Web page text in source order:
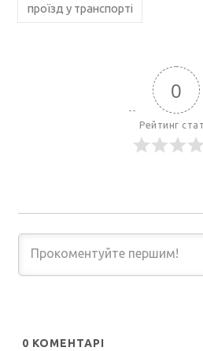
проїзд у транспорті
0
Рейтинг
0 КОМЕНТАРІ